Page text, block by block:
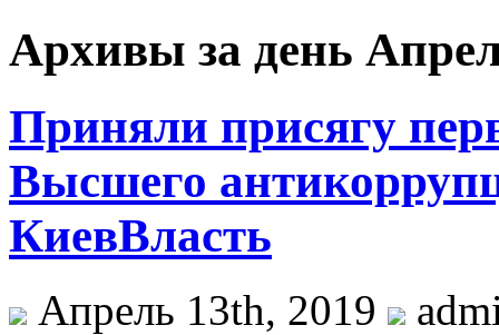
Архивы за день
Приняли присягу
Высшего
КиевВласть
Апрель 13th, 2019